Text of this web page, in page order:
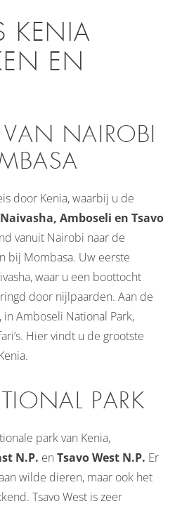
KENIA
EN
VAN NAIROBI
door Kenia, waarbij u de
Amboseli en Tsavo
vanuit Nairobi naar de
bij Mombasa. Uw eerste
waar u een boottocht
door nijlpaarden. Aan de
Amboseli National Park,
Hier vindt u de grootste
PARK
park van Kenia,
N.P. en Tsavo West N.P. Er
wilde dieren, maar ook het
Tsavo West is zeer